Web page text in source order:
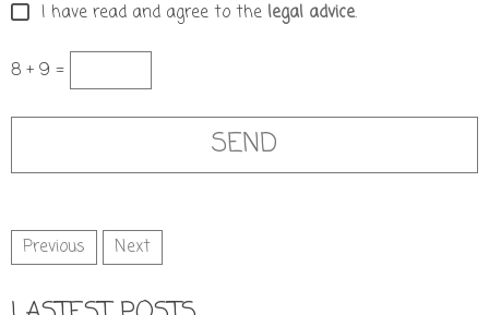
I have read and agree to the legal advice.
8 + 9 =
Previous Next